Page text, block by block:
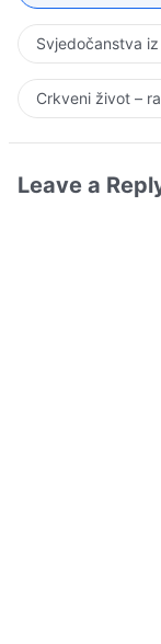
Svjedočanstva
Crkveni život –
Leave a